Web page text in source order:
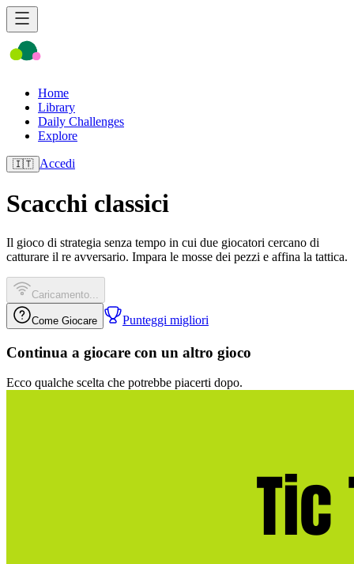
Home
Library
Daily Challenges
Explore
🇮🇹 Accedi
Scacchi classici
Il gioco di strategia senza tempo in cui due giocatori cercano di
catturare il re avversario. Impara le mosse dei pezzi e affina la tattica.
Caricamento...
Come Giocare Punteggi migliori
Continua a giocare con un altro gioco
Ecco qualche scelta che potrebbe piacerti dopo.